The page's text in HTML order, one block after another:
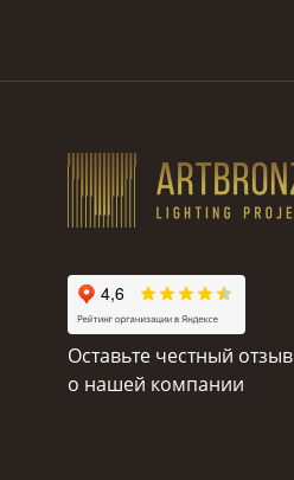
Оставьте честный отзыв
о нашей компании